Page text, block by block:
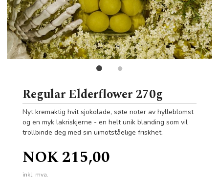
Regular Elderflower 270g
Nyt kremaktig hvit sjokolade, søte noter av hylleblomst
og en myk lakriskjerne - en helt unik blanding som vil
trollbinde deg med sin uimotståelige friskhet.
Pris
NOK215,00
inkl. mva.